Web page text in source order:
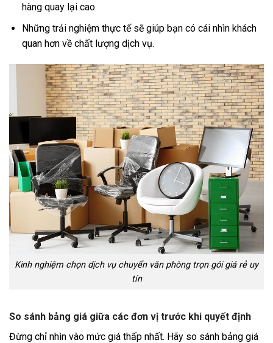
hàng quay lại cao.
Những trải nghiệm thực tế sẽ giúp bạn có cái nhìn khách
quan hơn về chất lượng dịch vụ.
Kinh nghiệm chọn dịch vụ chuyển văn phòng trọn gói giá rẻ uy
tín
So sánh bảng giá giữa các đơn vị trước khi quyết định
Đừng chỉ nhìn vào mức giá thấp nhất. Hãy so sánh bảng giá